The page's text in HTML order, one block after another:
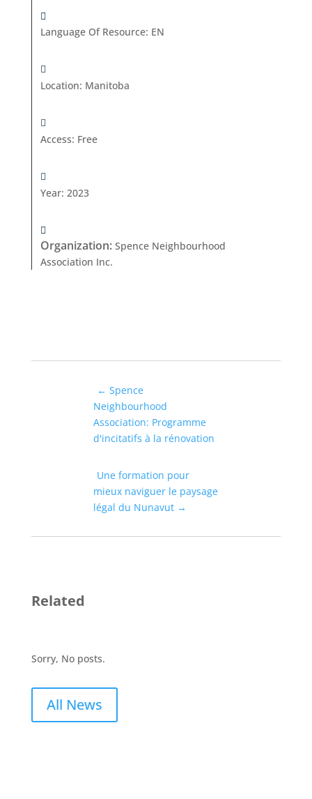
Language Of Resource: EN
Location: Manitoba
Access: Free
Year: 2023
Organization: Spence Neighbourhood
Association Inc.
←Spence
Neighbourhood
Association: Programme
d'incitatifs à la rénovation
Une formation pour
mieux naviguer le paysage
légal du Nunavut →
Related
Sorry, No posts.
All News